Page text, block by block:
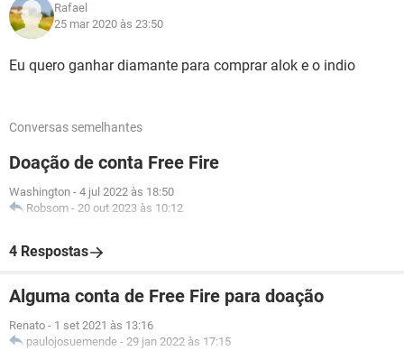
Rafael
25 mar 2020 às 23:50
Eu quero ganhar diamante para comprar alok e o indio
Conversas semelhantes
Doação de conta Free Fire
Washington - 4 jul 2022 às 18:50
Robsom - 20 out 2023 às 10:12
4 Respostas
Alguma conta de Free Fire para doação
Renato - 1 set 2021 às 13:16
paulojosuemende - 29 jan 2022 às 17:15